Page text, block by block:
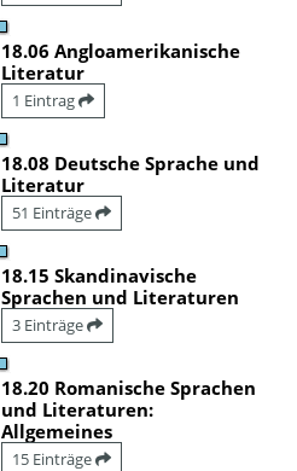
18.06 Angloamerikanische
Literatur
1 Eintrag
18.08 Deutsche Sprache und
Literatur
51 Einträge
18.15 Skandinavische
Sprachen und Literaturen
3 Einträge
18.20 Romanische Sprachen
und Literaturen:
Allgemeines
15 Einträge